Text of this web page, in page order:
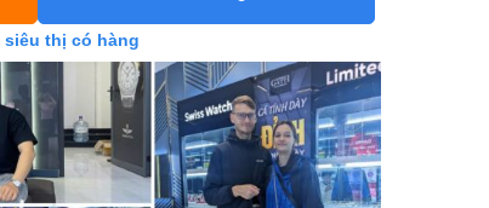
siêu thị có hàng